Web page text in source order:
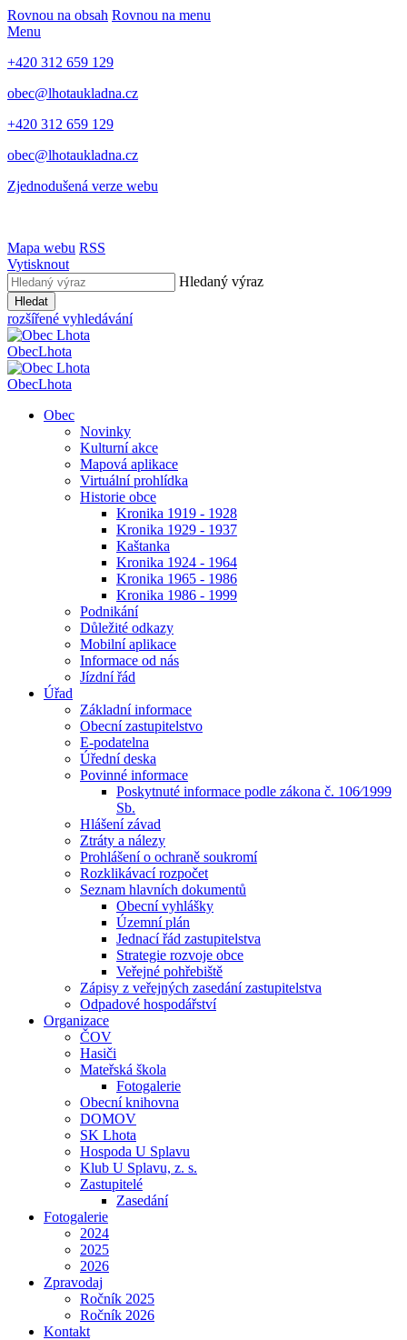
Rovnou na obsah Rovnou na menu
Menu
+420 312 659 129
obec@lhotaukladna.cz
+420 312 659 129
obec@lhotaukladna.cz
Zjednodušená verze webu
Mapa webu RSS
Vytisknout
Hledaný výraz
Hledat
rozšířené vyhledávání
ObecLhota
ObecLhota
Obec
Novinky
Kulturní akce
Mapová aplikace
Virtuální prohlídka
Historie obce
Kronika 1919 - 1928
Kronika 1929 - 1937
Kaštanka
Kronika 1924 - 1964
Kronika 1965 - 1986
Kronika 1986 - 1999
Podnikání
Důležité odkazy
Mobilní aplikace
Informace od nás
Jízdní řád
Úřad
Základní informace
Obecní zastupitelstvo
E-podatelna
Úřední deska
Povinné informace
Poskytnuté informace podle zákona č. 106⁄1999
Sb.
Hlášení závad
Ztráty a nálezy
Prohlášení o ochraně soukromí
Rozklikávací rozpočet
Seznam hlavních dokumentů
Obecní vyhlášky
Územní plán
Jednací řád zastupitelstva
Strategie rozvoje obce
Veřejné pohřebiště
Zápisy z veřejných zasedání zastupitelstva
Odpadové hospodářství
Organizace
ČOV
Hasiči
Mateřská škola
Fotogalerie
Obecní knihovna
DOMOV
SK Lhota
Hospoda U Splavu
Klub U Splavu, z. s.
Zastupitelé
Zasedání
Fotogalerie
2024
2025
2026
Zpravodaj
Ročník 2025
Ročník 2026
Kontakt